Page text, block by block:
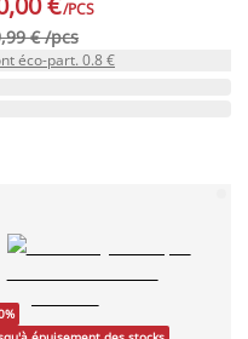
/PCS
€ /pcs
éco-part. 0.8 €